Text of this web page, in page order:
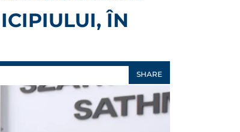
ÎN
SHARE